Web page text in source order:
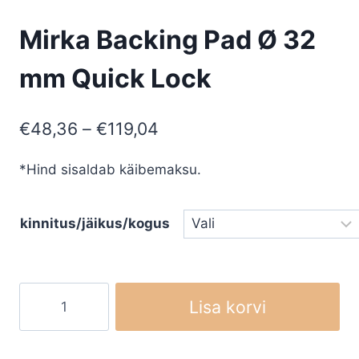
Mirka Backing Pad Ø 32
mm Quick Lock
€48,36 – €119,04
€48,36
through
€119,04
*Hind sisaldab käibemaksu.
kinnitus/jäikus/kogus
Backing
Pad
Lisa korvi